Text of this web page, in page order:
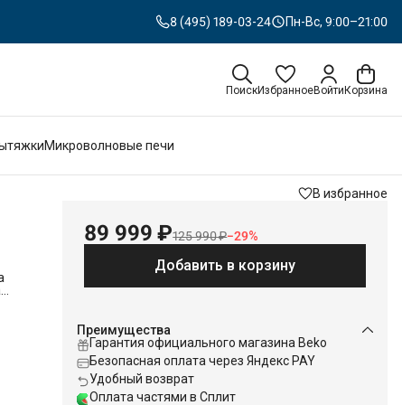
8 (495) 189-03-24 Пн-Вс, 9:00–21:00
ПоискИзбранноеВойти Корзина
Микроволновые печи
В избранное
89 999 ₽125 990 ₽−29%
Добавить в корзину
Преимущества
Гарантия официального магазина Beko
Безопасная оплата через Яндекс PAY
Удобный возврат
Оплата частями в Сплит